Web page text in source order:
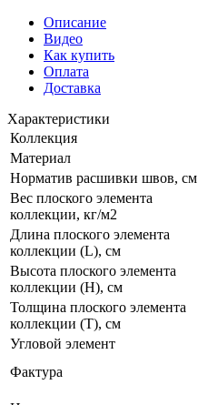
Описание
Видео
Как купить
Оплата
Доставка
Характеристики
Коллекция
Материал
Норматив расшивки швов, см
Вес плоского элемента
коллекции, кг/м2
Длина плоского элемента
коллекции (L), см
Высота плоского элемента
коллекции (H), см
Толщина плоского элемента
коллекции (T), см
Угловой элемент
Фактура